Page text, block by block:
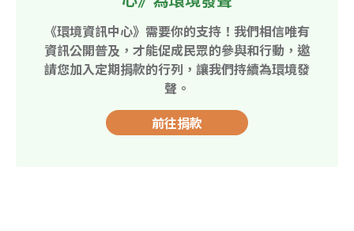
《環境資訊中心》需要你的支持！我們相信唯有
資訊公開普及，才能促成民眾的參與和行動，邀
請您加入定期捐款的行列，讓我們持續為環境發
聲。
前往捐款